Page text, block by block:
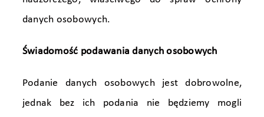
danych osobowych.
Świadomość podawania danych osobowych
Podanie danych osobowych jest dobrowolne,
jednak bez ich podania nie będziemy mogli